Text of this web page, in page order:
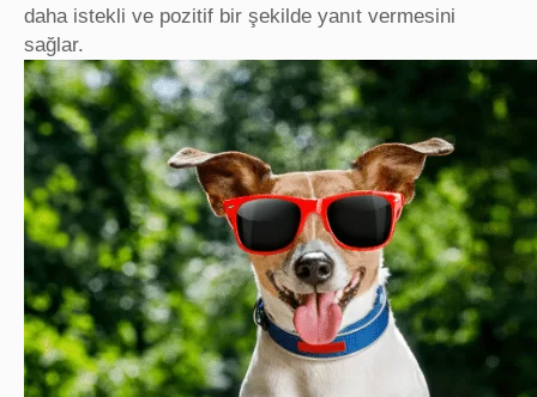
daha istekli ve pozitif bir şekilde yanıt vermesini
sağlar.